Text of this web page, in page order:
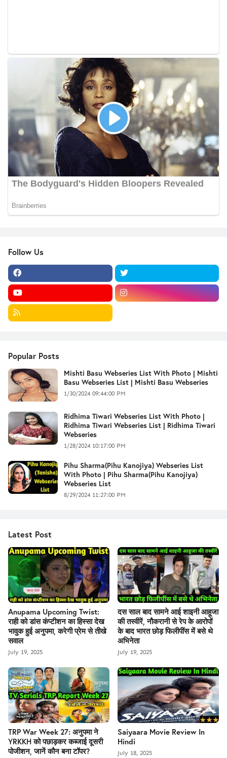
Follow Us
Popular Posts
Mishti Basu Webseries List With Photo | Mishti
Basu Webseries List | Mishti Basu Webseries
1/30/2024 09:44:00 PM
Ridhima Tiwari Webseries List With Photo |
Ridhima Tiwari Webseries List | Ridhima Tiwari
Webseries
1/28/2024 10:17:00 PM
Pihu Sharma(Pihu Kanojiya) Webseries List
With Photo | Pihu Sharma(Pihu Kanojiya)
Webseries List
8/29/2024 11:27:00 PM
Latest Post
Anupama Upcoming Twist:
राही को डांस कंप्टीशन का हिस्सा देख
भावुक हुई अनुपमा, करेगी प्रेम से तीखे
सवाल
July 19, 2025
दस साल बाद सामने आई शाइनी आहूजा
की तस्वीरें, नौकरानी से रेप के आरोपों
के बाद भारत छोड़ फिलीपींस में बसे थे
अभिनेता
July 19, 2025
TRP War Week 27: अनुपमा ने
YRKKH को पछाड़कर कब्जाई दूसरी
पोजीशन, जानें कौन बना टॉपर?
Saiyaara Movie Review In
Hindi
July 18, 2025